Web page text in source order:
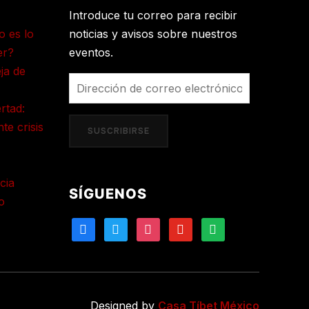
es lo
de
crisis
Introduce tu correo para recibir
noticias y avisos sobre nuestros
eventos.
Dirección
de
correo
electrónico
SUSCRIBIRSE
SÍGUENOS
facebooktwitter instagramyoutubespotify
Designed by Casa Tíbet México